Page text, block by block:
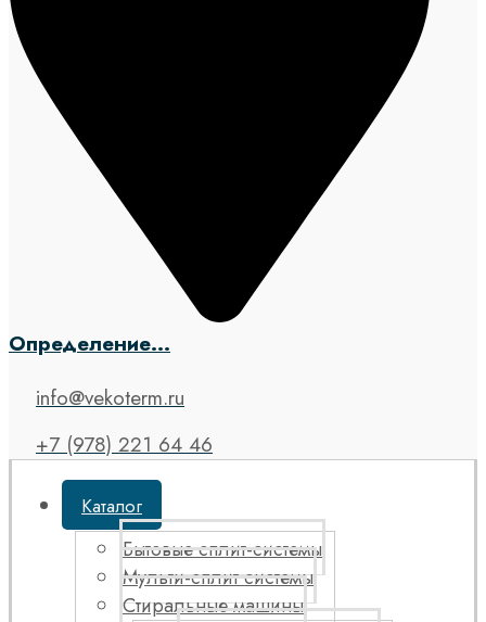
Определение...
info@vekoterm.ru
+7 (978) 221 64 46
Каталог
Бытовые сплит-системы
Мульти-сплит системы
Стиральные машины